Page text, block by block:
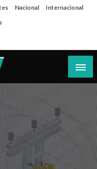
Nacional
Internacional